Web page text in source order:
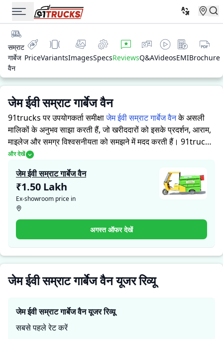
सम्राट
गार्बेज
वैन
PriceVariantsImagesSpecsReviewsQ&AVideosEMIBrochure
जेम ईवी सम्राट गार्बेज वैन
91trucks पर उपयोगकर्ता समीक्षाजेम ईवी सम्राट गार्बेज वैनके असली
मालिकों के अनुभव साझा करती हैं, जो खरीददारों को इसके प्रदर्शन, आराम,
माइलेज और समग्र विश्वसनीयता को समझने में मदद करती हैं। 91trucks
खरीददारों और मालिकों को सूचित निर्णय लेने में सहायता करने के लिए
और कमजोरियों पर आधारित मूल्यांकन के साथ-साथ, इस प्लेटफ़ॉर्म पर एक
विशेष सेक्शन है जहाँ असली मालिक जेम ईवी सम्राट गार्बेज वैन के साथ
अपने अनुभव साझा करते हैं। ये सीधे अनुभव प्रदर्शन, आराम, माइलेज और
विश्वसनीयता के बारे में व्यावहारिक जानकारी देते हैं, जिससे भविष्य के
खरीदार यह तय कर सकते हैं कि क्याजेम ईवी सम्राट गार्बेज वैन
जरूरतों के लिए सही है।
और देखें
जेम ईवी सम्राट गार्बेज वैन
₹1.50 Lakh
Ex-showroom price in
अगस्त ऑफर देखें
जेम ईवी सम्राट गार्बेज वैन यूजर रिव्यू
जेम ईवी सम्राट गार्बेज वैनयूजर रिव्यू
सबसे पहले रेट करें